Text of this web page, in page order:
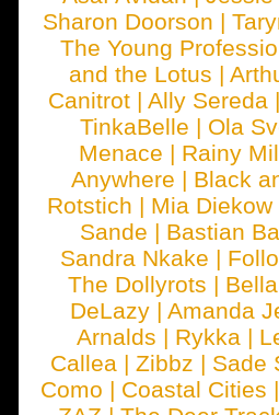
Sharon Doorson |
The Young
and the Lotus |
Canitrot |Ally Sereda
TinkaBelle | Ola
Menace | Rainy
Anywhere | Black
Rotstich | Mia Diekow
Sande | Bastian
Sandra Nkake |
The Dollyrots |
DeLazy | Amanda
Arnalds | Rykka |
Callea | Zibbz | Sade
Como | Coastal Cities